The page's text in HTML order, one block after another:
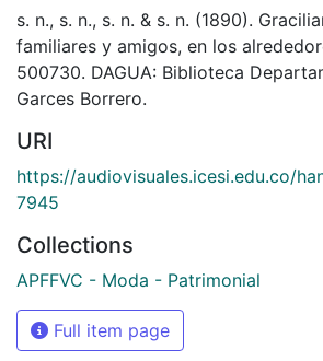
s. n., s. n., s. n. & s. n. (1890).
familiares y amigos, en los
500730. DAGUA: Biblioteca
Garces Borrero.
URI
https://audiovisuales.icesi.edu.co/
7945
Collections
APFFVC - Moda - Patrimonial
Full item page